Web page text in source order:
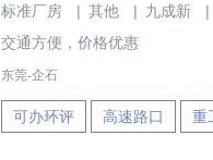
标准厂房 | 其他 | 九成新 |
交通方便，价格优惠
东莞-企石
可办环评 高速路口 重